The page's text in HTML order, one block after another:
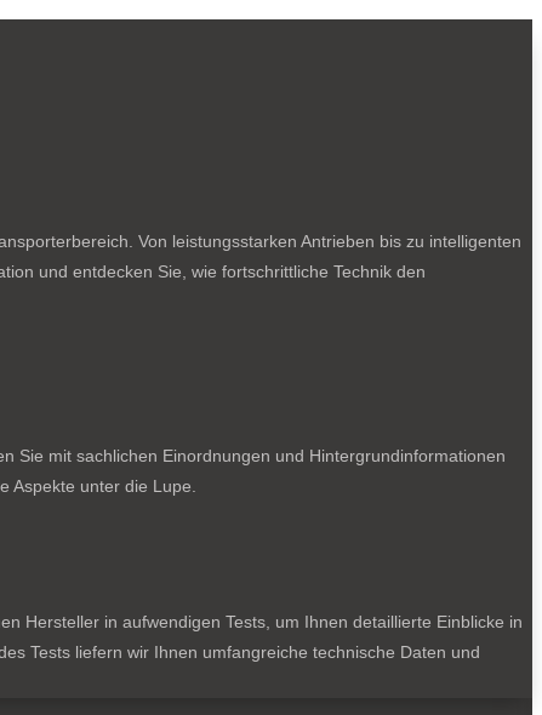
Von leistungsstarken Antrieben bis zu intelligenten
und entdecken Sie, wie fortschrittliche Technik den
Sie mit sachlichen Einordnungen und Hintergrundinformationen
Aspekte unter die Lupe.
Hersteller in aufwendigen Tests, um Ihnen detaillierte Einblicke in
Tests liefern wir Ihnen umfangreiche technische Daten und